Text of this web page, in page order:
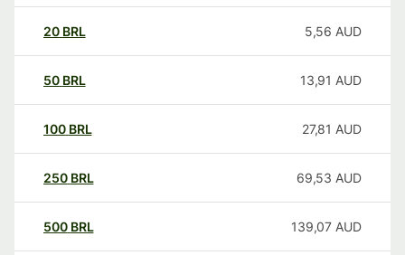
20 BRL 5,56 AUD
50 BRL 13,91 AUD
100 BRL 27,81 AUD
250 BRL 69,53 AUD
500 BRL 139,07 AUD